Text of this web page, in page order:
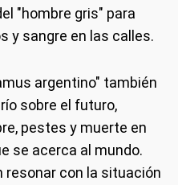
"hombre gris" para
y sangre en las calles.
argentino" también
sobre el futuro,
pestes y muerte en
se acerca al mundo.
resonar con la situación